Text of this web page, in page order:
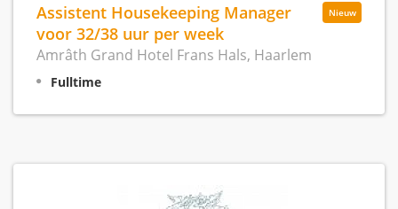
Nieuw
Assistent Housekeeping Manager
voor 32/38 uur per week
Amrâth Grand Hotel Frans Hals, Haarlem
Fulltime